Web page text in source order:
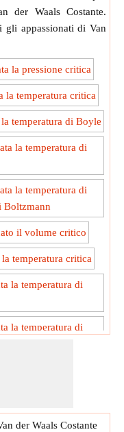
der Waals Costante.
gli appassionati di Van
la pressione critica
la temperatura critica
temperatura di Boyle
la temperatura di
la temperatura di
Boltzmann
il volume critico
temperatura critica
la temperatura di
la temperatura di
der Waals Costante